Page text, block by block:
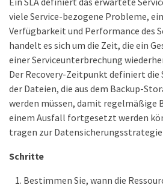
viele Service-bezogene Probleme,
Verfügbarkeit und Performance des
handelt es sich um die Zeit, die ein
einer Serviceunterbrechung
Der Recovery-Zeitpunkt definiert
der Dateien, die aus dem Backup-
werden müssen, damit regelmäßige
einem Ausfall fortgesetzt werden
tragen zur Datensicherungsstrategie
Schritte
Bestimmen Sie, wann die